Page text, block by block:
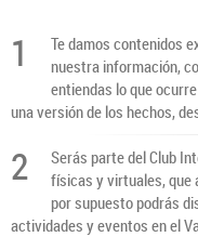
1
Te damos contenidos
nuestra información,
entiendas lo que
una versión de los hechos,
2
Serás parte del Club
físicas y virtuales, que
por supuesto podrás
actividades y eventos en el